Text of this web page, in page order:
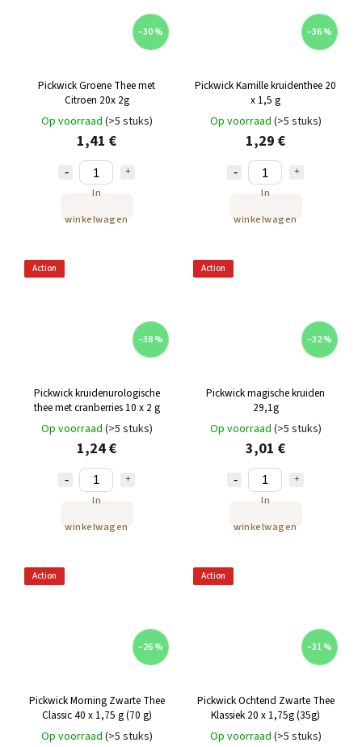
–30 %
Pickwick Groene Thee met
Citroen 20x 2g
Op voorraad (>5 stuks)
1,41 €
In
winkelwagen
–36 %
Pickwick Kamille kruidenthee 20
x 1,5 g
Op voorraad (>5 stuks)
1,29 €
In
winkelwagen
Action
–38 %
Pickwick kruidenurologische
thee met cranberries 10 x 2 g
Op voorraad (>5 stuks)
1,24 €
In
winkelwagen
Action
–32 %
Pickwick magische kruiden
29,1g
Op voorraad (>5 stuks)
3,01 €
In
winkelwagen
Action
–26 %
Pickwick Morning Zwarte Thee
Classic 40 x 1,75 g (70 g)
Op voorraad (>5 stuks)
Action
–31 %
Pickwick Ochtend Zwarte Thee
Klassiek 20 x 1,75g (35g)
Op voorraad (>5 stuks)